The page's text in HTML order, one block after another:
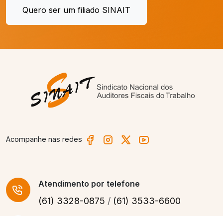
Quero ser um filiado SINAIT
Acompanhe nas redes
Atendimento por telefone
(61) 3328-0875 / (61) 3533-6600